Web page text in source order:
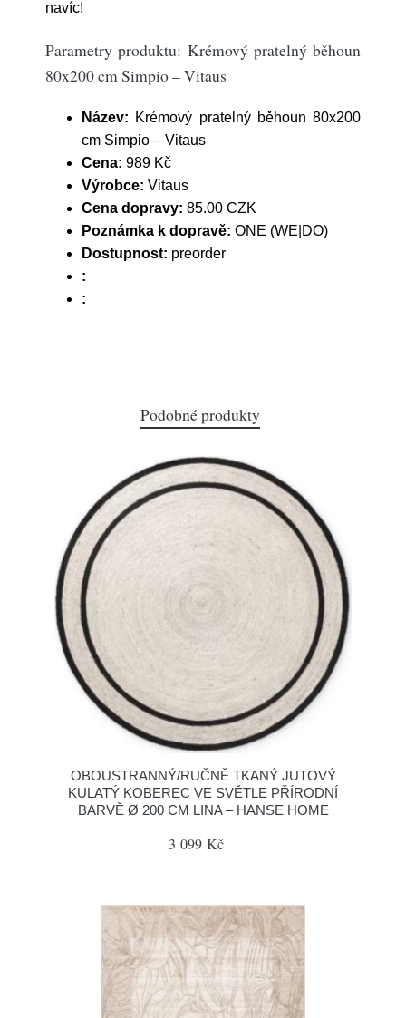
navíc!
Parametry produktu: Krémový pratelný běhoun
80x200 cm Simpio – Vitaus
Název: Krémový pratelný běhoun 80x200
cm Simpio – Vitaus
Cena: 989 Kč
Výrobce: Vitaus
Cena dopravy: 85.00 CZK
Poznámka k dopravě: ONE (WE|DO)
Dostupnost: preorder
:
:
Podobné produkty
OBOUSTRANNÝ/RUČNĚ TKANÝ JUTOVÝ
KULATÝ KOBEREC VE SVĚTLE PŘÍRODNÍ
BARVĚ Ø 200 CM LINA – HANSE HOME
3 099 Kč